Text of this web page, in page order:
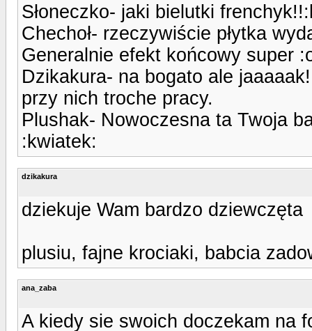
Słoneczko- jaki bielutki
Chechoł- rzeczywiście płytka
Generalnie efekt końcowy super
Dzikakura- na bogato ale
przy nich troche pracy.
Plushak- Nowoczesna ta Twoja
:kwiatek:
dzikakura
dziekuje Wam bardzo dziewczęta
plusiu, fajne krociaki, babcia
ana_zaba
A kiedy sie swoich doczekam na